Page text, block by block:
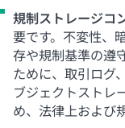
規制ストレージコ
要です。不変性、
存や規制基準の遵
ために、取引ログ
ブジェクトストレ
め、法律上および